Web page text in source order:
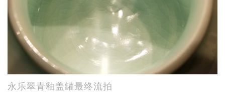
永乐翠青釉盖罐最终流拍